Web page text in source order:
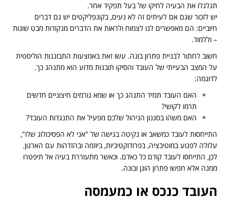
תגלגלו את הבעיה לחיקו של בעל תפקיד אחר.
יש לזכור שגם אם לעיתים זה לא נעים, בקונפליקטים יש גם דברים
חיוביים: הם מאפשרים לנו לצמוח ולראות את הדברים מנקודות מבט שונות
– וללמוד.
חשוב לחתור לבניית פתרון בונה. עשו זאת באמצעות התבוננות הוליסטית
על המצב הבעייתי של העובד והסיקו תובנות מדוע הוא מתנהג כך.
לדוגמה:
האם העובד תמיד התנהג כך או שמא גורמים חיצוניים חדשים
תרמו לקושי?
האם משהו בסגנון הניהול שלכם מפעיל את התנגדות העובד?
התייחסות לעובד כמשאב או נקיטה בגישה של "אני לא הפסיכולוג שלו",
עלולה לפגוע במוטיבציה, בפרודוקטיביות, ביוזמה ובהזדהות עם הארגון.
לכן, התייחסו לעובד קודם כל כאדם. וכאשר מתעוררת בעיה אל תיפטרו
ממנה אלא חפשו פתרון הוגן ובונה.
העובד כנכס או כמעמסה